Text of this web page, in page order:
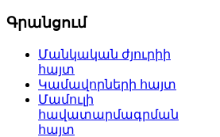
Գրանցում
Մանկական ժյուրիի
հայտ
Կամավորների հայտ
Մամուլի
հավատարմագրման
հայտ